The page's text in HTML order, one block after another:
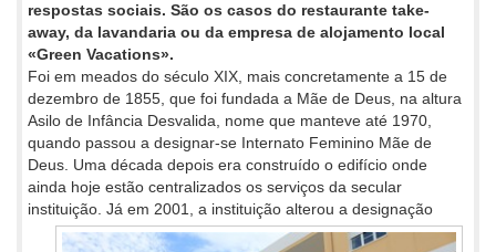
respostas sociais. São os casos do restaurante take-
away, da lavandaria ou da empresa de alojamento local
«Green Vacations».
Foi em meados do século XIX, mais concretamente a 15 de
dezembro de 1855, que foi fundada a Mãe de Deus, na altura
Asilo de Infância Desvalida, nome que manteve até 1970,
quando passou a designar-se Internato Feminino Mãe de
Deus. Uma década depois era construído o edifício onde
ainda hoje estão centralizados os serviços da secular
instituição. Já em 2001, a instituição alterou a designação